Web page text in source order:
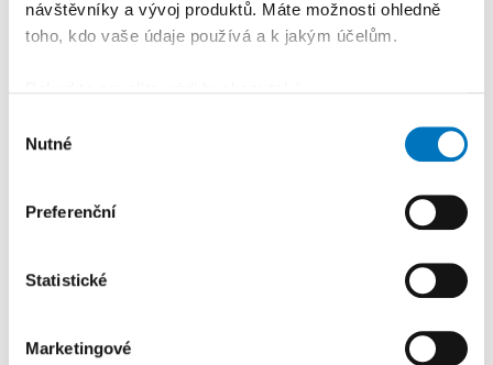
návštěvníky a vývoj produktů. Máte možnosti ohledně
toho, kdo vaše údaje používá a k jakým účelům.
poloze, které mohou být přesné na několik metrů
skenování pro konkrétní charakteristiky (otisk prstu)
Zjistěte více o tom, jak zpracováváme vaše osobní
Svůj souhlas můžete kdykoliv změnit nebo odvolat v
K personalizaci obsahu a reklam, poskytování funkcí
souhlasu
Nutné
Preferenční
Statistické
Marketingové
PETRA KLEMENTOVÁ